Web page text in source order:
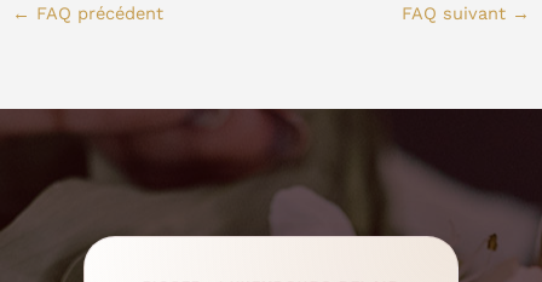
← FAQ précédent FAQ suivant →